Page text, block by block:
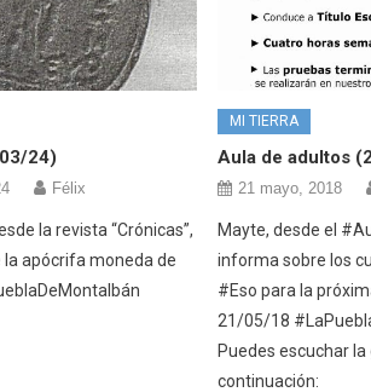
24)
Félix
la revista “Crónicas”,
la apócrifa moneda de
MI TIERRA
Aula de adultos
21 mayo, 2018
Mayte, desde el
informa sobre los
#Eso para la
21/05/18
Puedes escuchar la
continuación: